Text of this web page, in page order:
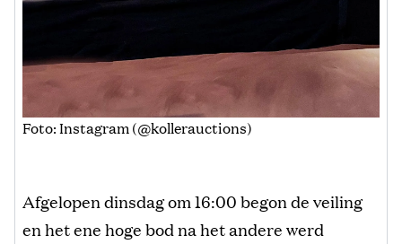
Foto: Instagram (@kollerauctions)
Afgelopen dinsdag om 16:00 begon de veiling
en het ene hoge bod na het andere werd